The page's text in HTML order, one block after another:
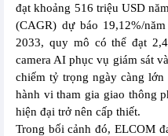
đạt khoảng 516 triệu USD
(CAGR) dự báo 19,12%/
2033, quy mô có thể đạt
camera AI phục vụ giám sát
chiếm tỷ trọng ngày càng
hành vi tham gia giao thông
hiện đại trở nên cấp thiết.
Trong bối cảnh đó, ELCOM